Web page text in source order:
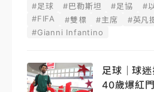
#足球 #巴勒斯坦 #足協 #
#FIFA
#雙標 #主席
#英凡
#Gianni Infantino
足球｜球
40歲爆紅